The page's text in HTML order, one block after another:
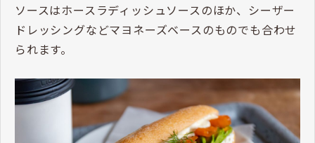
ソースはホースラディッシュソースのほか、シーザー
ドレッシングなどマヨネーズベースのものでも合わせ
られます。